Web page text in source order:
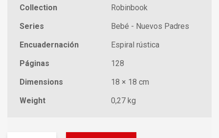
Collection
Robinbook
Series
Bebé - Nuevos Padres
Encuadernación
Espiral rústica
Páginas
128
Dimensions
18 × 18 cm
Weight
0,27 kg